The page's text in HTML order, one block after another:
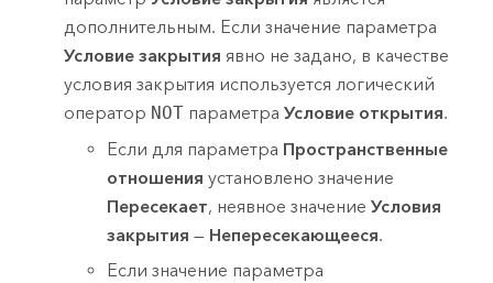
дополнительным. Если значение параметра
Условие закрытия явно не задано, в качестве
условия закрытия используется логический
оператор NOT параметраУсловие открытия.
Если для параметра Пространственные
отношения установлено значение
Пересекает, неявное значениеУсловия
закрытия — Непересекающееся.
Если значение параметра